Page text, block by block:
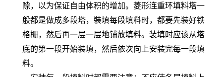
隙，以为保证自由体积的增加。菱形连重环填料塔一
般都是做成多段塔，裝填每段填料时，都要先装好铁
格栅，然后再一层一层地铺放填料。装填时应该从塔
底的第一段开始装填，然后依次向上安装完每一段填
料。